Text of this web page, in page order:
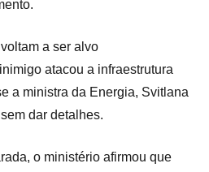
a ser alvo
atacou a infraestrutura
a ministra da Energia, Svitlana
dar detalhes.
o ministério afirmou que